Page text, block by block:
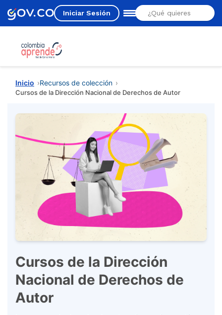
Iniciar Sesión
Estás aquí
Inicio Recursos de colección
Cursos de la Dirección Nacional de Derechos de Autor
Cursos de la Dirección
Nacional de Derechos de
Autor